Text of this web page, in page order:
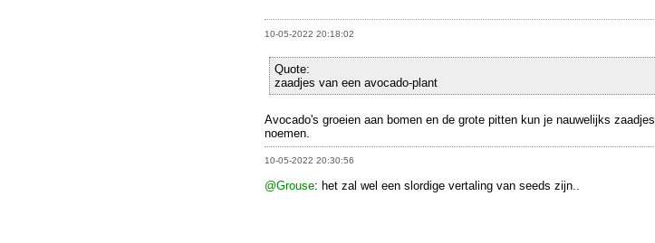
10-05-2022 20:18:02
Quote:
zaadjes van een avocado-plant
Avocado's groeien aan bomen en de grote pitten kun je nauwelijks zaadjes
noemen.
10-05-2022 20:30:56
@Grouse: het zal wel een slordige vertaling van seeds zijn..